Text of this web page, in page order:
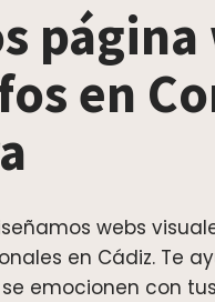
en
webs
en Cádiz. Te
emocionen con